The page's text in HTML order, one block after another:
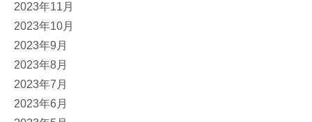
2023年11月
2023年10月
2023年9月
2023年8月
2023年7月
2023年6月